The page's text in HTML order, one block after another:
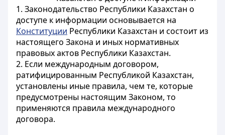
1. Законодательство Республики Казахстан о
доступе к информации основывается на
Конституции Республики Казахстан и состоит из
настоящего Закона и иных нормативных
правовых актов Республики Казахстан.
2. Если международным договором,
ратифицированным Республикой Казахстан,
установлены иные правила, чем те, которые
предусмотрены настоящим Законом, то
применяются правила международного
договора.